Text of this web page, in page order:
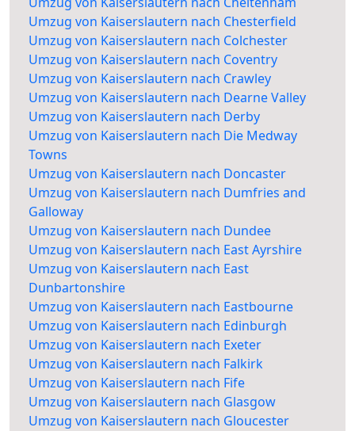
Umzug von Kaiserslautern nach Chesterfield
Umzug von Kaiserslautern nach Colchester
Umzug von Kaiserslautern nach Coventry
Umzug von Kaiserslautern nach Crawley
Umzug von Kaiserslautern nach Dearne Valley
Umzug von Kaiserslautern nach Derby
Umzug von Kaiserslautern nach Die Medway
Towns
Umzug von Kaiserslautern nach Doncaster
Umzug von Kaiserslautern nach Dumfries and
Galloway
Umzug von Kaiserslautern nach Dundee
Umzug von Kaiserslautern nach East Ayrshire
Umzug von Kaiserslautern nach East
Dunbartonshire
Umzug von Kaiserslautern nach Eastbourne
Umzug von Kaiserslautern nach Edinburgh
Umzug von Kaiserslautern nach Exeter
Umzug von Kaiserslautern nach Falkirk
Umzug von Kaiserslautern nach Fife
Umzug von Kaiserslautern nach Glasgow
Umzug von Kaiserslautern nach Gloucester